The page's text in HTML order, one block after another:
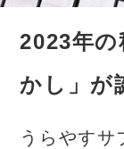
2023年
かし」が
うらやすサ